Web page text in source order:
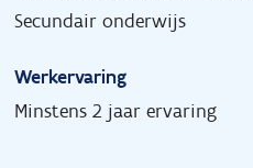
Secundair onderwijs
Werkervaring
Minstens 2 jaar ervaring